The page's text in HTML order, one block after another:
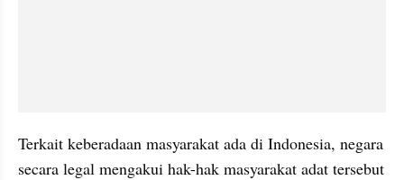
Terkait keberadaan masyarakat ada di Indonesia, negara
secara legal mengakui hak-hak masyarakat adat tersebut